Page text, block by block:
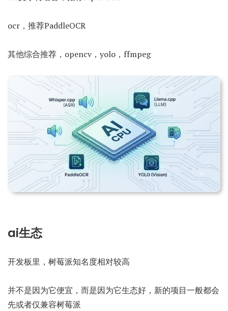
ocr，推荐PaddleOCR
其他综合推荐，opencv，yolo，ffmpeg
ai生态
开发板里，树莓派知名度相对较高
并不是因为它便宜，而是因为它生态好，新的项目一般都会
先或者仅兼容树莓派